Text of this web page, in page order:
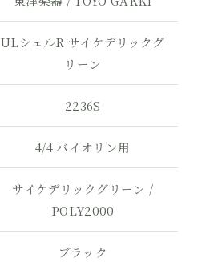
ULシェルR サイケデリックグ
リーン
2236S
4/4 バイオリン用
サイケデリックグリーン /
POLY2000
ブラック